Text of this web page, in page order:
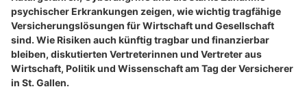
psychischer Erkrankungen zeigen, wie wichtig tragfähige
Versicherungslösungen für Wirtschaft und Gesellschaft
sind. Wie Risiken auch künftig tragbar und finanzierbar
bleiben, diskutierten Vertreterinnen und Vertreter aus
Wirtschaft, Politik und Wissenschaft am Tag der Versicherer
in St. Gallen.